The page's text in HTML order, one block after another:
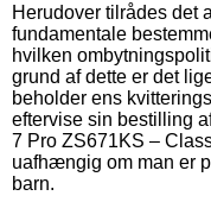
Herudover tilrådes det
fundamentale
hvilken
grund af dette er det
beholder ens
eftervise sin bestilling
7 Pro ZS671KS –
uafhængig om man er
barn.